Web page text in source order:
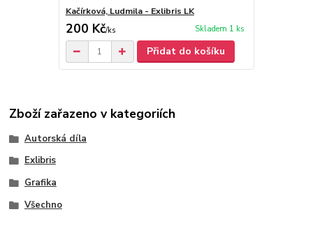
Kačírková, Ludmila - Exlibris LK
200 Kč/ks Skladem 1 ks
Přidat do košíku
Zboží zařazeno v kategoriích
Autorská díla
Exlibris
Grafika
Všechno